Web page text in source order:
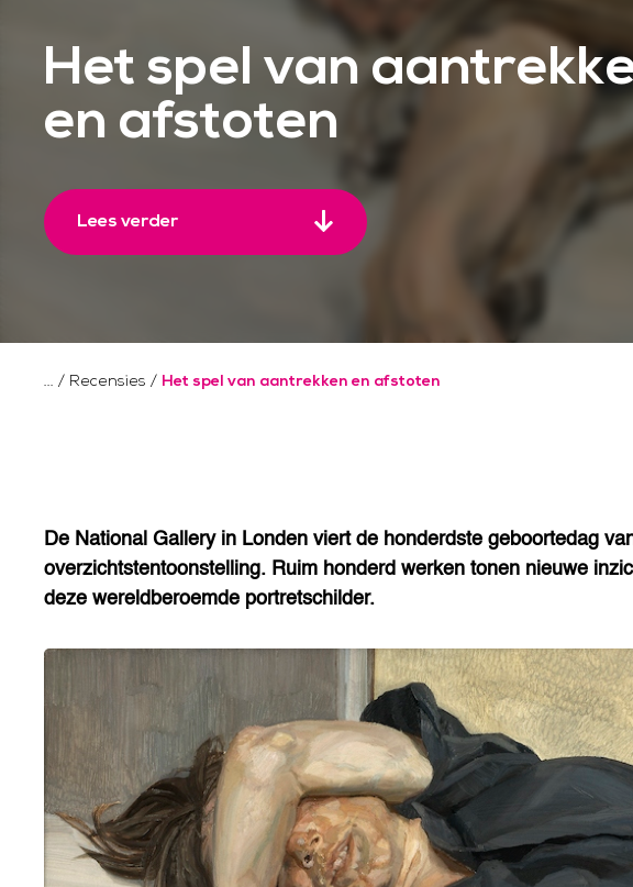
Het spel van
en afstoten
Lees verder
/ Recensies / Het spel van aantrekken en afstoten
De National Gallery in Londen viert de honderdste geboortedag
overzichtstentoonstelling. Ruim honderd werken tonen nieuwe
deze wereldberoemde portretschilder.